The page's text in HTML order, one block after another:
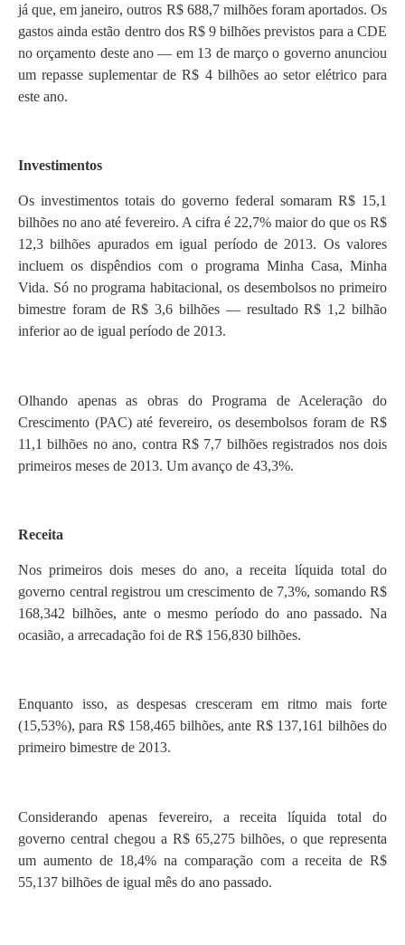
já que, em janeiro, outros R$ 688,7 milhões foram aportados. Os
gastos ainda estão dentro dos R$ 9 bilhões previstos para a CDE
no orçamento deste ano — em 13 de março o governo anunciou
um repasse suplementar de R$ 4 bilhões ao setor elétrico para
este ano.
Investimentos
Os investimentos totais do governo federal somaram R$ 15,1
bilhões no ano até fevereiro. A cifra é 22,7% maior do que os R$
12,3 bilhões apurados em igual período de 2013. Os valores
incluem os dispêndios com o programa Minha Casa, Minha
Vida. Só no programa habitacional, os desembolsos no primeiro
bimestre foram de R$ 3,6 bilhões — resultado R$ 1,2 bilhão
inferior ao de igual período de 2013.
Olhando apenas as obras do Programa de Aceleração do
Crescimento (PAC) até fevereiro, os desembolsos foram de R$
11,1 bilhões no ano, contra R$ 7,7 bilhões registrados nos dois
primeiros meses de 2013. Um avanço de 43,3%.
Receita
Nos primeiros dois meses do ano, a receita líquida total do
governo central registrou um crescimento de 7,3%, somando R$
168,342 bilhões, ante o mesmo período do ano passado. Na
ocasião, a arrecadação foi de R$ 156,830 bilhões.
Enquanto isso, as despesas cresceram em ritmo mais forte
(15,53%), para R$ 158,465 bilhões, ante R$ 137,161 bilhões do
primeiro bimestre de 2013.
Considerando apenas fevereiro, a receita líquida total do
governo central chegou a R$ 65,275 bilhões, o que representa
um aumento de 18,4% na comparação com a receita de R$
55,137 bilhões de igual mês do ano passado.